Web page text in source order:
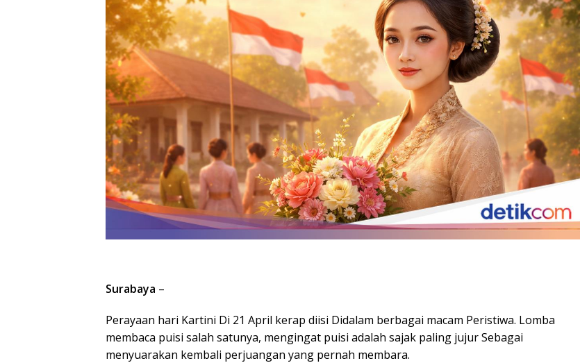
Surabaya –
Perayaan hari Kartini Di 21 April kerap diisi Didalam berbagai macam Peristiwa. Lomba
membaca puisi salah satunya, mengingat puisi adalah sajak paling jujur Sebagai
menyuarakan kembali perjuangan yang pernah membara.